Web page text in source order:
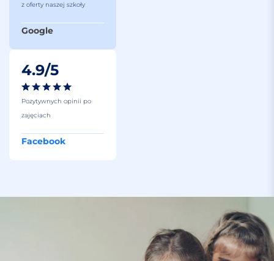
z oferty naszej szkoły
Google
4.9/5
Pozytywnych opinii po
zajęciach
Facebook